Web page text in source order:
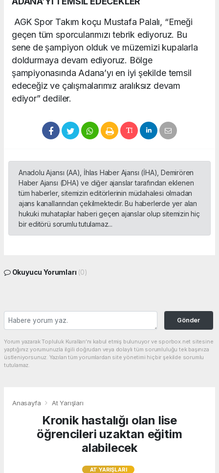
AGK Spor Takım koçu Mustafa Palalı, “Emeği
geçen tüm sporcularımızı tebrik ediyoruz. Bu
sene de şampiyon olduk ve müzemizi kupalarla
doldurmaya devam ediyoruz. Bölge
şampiyonasında Adana’yı en iyi şekilde temsil
edeceğiz ve çalışmalarımız aralıksız devam
ediyor” dediler.
Anadolu Ajansı (AA), İhlas Haber Ajansı (İHA), Demirören
Haber Ajansı (DHA) ve diğer ajanslar tarafından eklenen
tüm haberler, sitemizin editörlerinin müdahalesi olmadan
ajans kanallarından çekilmektedir. Bu haberlerde yer alan
hukuki muhataplar haberi geçen ajanslar olup sitemizin hiç
bir editörü sorumlu tutulamaz...
Okuyucu Yorumları (0)
Gönder
Yorum yazarak Topluluk Kuralları’nı kabul etmiş bulunuyor ve sporbox.net sitesine
yaptığınız yorumunuzla ilgili doğrudan veya dolaylı tüm sorumluluğu tek başınıza
üstleniyorsunuz. Yazılan tüm yorumlardan site yönetimi hiçbir şekilde sorumlu
tutulamaz.
Anasayfa At Yarışları
Kronik hastalığı olan lise
öğrencileri uzaktan eğitim
alabilecek
AT YARIŞLARI